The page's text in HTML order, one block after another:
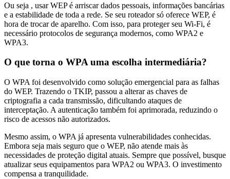
Ou seja , usar WEP é arriscar dados pessoais, informações bancárias
e a estabilidade de toda a rede. Se seu roteador só oferece WEP, é
hora de trocar de aparelho. Com isso, para proteger seu Wi-Fi, é
necessário protocolos de segurança modernos, como WPA2 e
WPA3.
O que torna o WPA uma escolha intermediária?
O WPA foi desenvolvido como solução emergencial para as falhas
do WEP. Trazendo o TKIP, passou a alterar as chaves de
criptografia a cada transmissão, dificultando ataques de
interceptação. A autenticação também foi aprimorada, reduzindo o
risco de acessos não autorizados.
Mesmo assim, o WPA já apresenta vulnerabilidades conhecidas.
Embora seja mais seguro que o WEP, não atende mais às
necessidades de proteção digital atuais. Sempre que possível, busque
atualizar seus equipamentos para WPA2 ou WPA3. O investimento
compensa a tranquilidade.